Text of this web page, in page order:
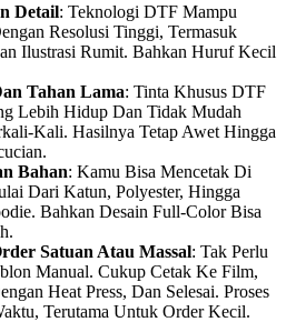
Detail: Teknologi DTF Mampu
Resolusi Tinggi, Termasuk
Ilustrasi Rumit. Bahkan Huruf Kecil
Tahan Lama: Tinta Khusus DTF
Lebih Hidup Dan Tidak Mudah
Kali. Hasilnya Tetap Awet Hingga
Bahan: Kamu Bisa Mencetak Di
Dari Katun, Polyester, Hingga
Bahkan Desain Full-Color Bisa
Satuan Atau Massal: Tak Perlu
Manual. Cukup Cetak Ke Film,
Heat Press, Dan Selesai. Proses
Terutama Untuk Order Kecil.